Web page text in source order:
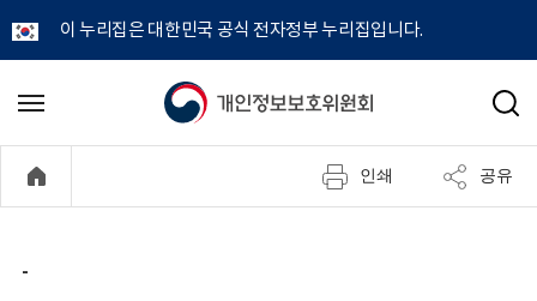
이 누리집은 대한민국 공식 전자정부 누리집입니다.
개
정
메
기
검
인쇄 공유
-